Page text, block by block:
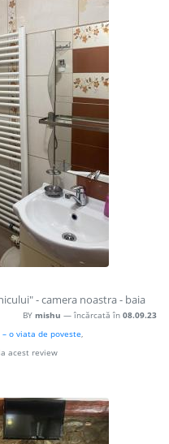
- camera noastra - baia
BY mishu — încărcată în 08.09.23
– o viata de poveste,
acest review